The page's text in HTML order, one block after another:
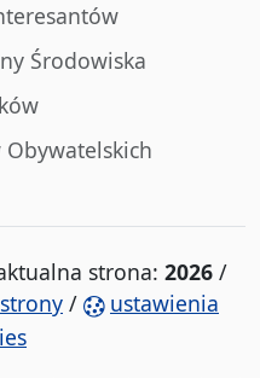
Środowiska
Obywatelskich
strona: 2026/
/
ustawienia